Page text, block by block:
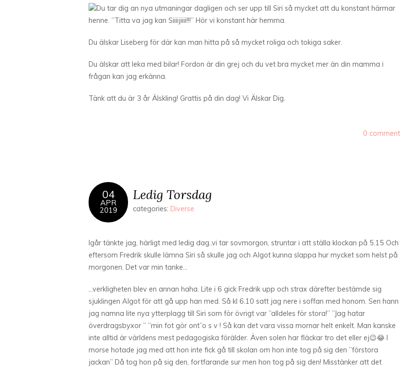
Du tar dig an nya utmaningar dagligen och ser upp till Siri så mycket att du konstant härmar
henne. ”Titta va jag kan Siiiijiiii!!!” Hör vi konstant här hemma.
Du älskar Liseberg för där kan man hitta på så mycket roliga och tokiga saker.
Du älskar att leka med bilar! Fordon är din grej och du vet bra mycket mer än din mamma i
frågan kan jag erkänna.
Tänk att du är 3 år Älskling! Grattis på din dag! Vi Älskar Dig.
0 comment
04
APR
2019
Ledig Torsdag
categories: Diverse
Igår tänkte jag, härligt med ledig dag..vi tar sovmorgon, struntar i att ställa klockan på 5.15 Och
eftersom Fredrik skulle lämna Siri så skulle jag och Algot kunna slappa hur mycket som helst på
morgonen. Det var min tanke…
…verkligheten blev en annan haha. Lite i 6 gick Fredrik upp och strax därefter bestämde sig
sjuklingen Algot för att gå upp han med. Så kl 6.10 satt jag nere i soffan med honom. Sen hann
jag namna lite nya ytterplagg till Siri som för övrigt var ”alldeles för stora!” ”Jag hatar
överdragsbyxor ” ”min fot gör ont”o s v ! Så kan det vara vissa mornar helt enkelt. Man kanske
inte alltid är världens mest pedagogiska förälder. Även solen har fläckar tro det eller ej😉😂 I
morse hotade jag med att hon inte fick gå till skolan om hon inte tog på sig den ”förstora
jackan” Då tog hon på sig den, fortfarande sur men hon tog på sig den! Misstänker att det